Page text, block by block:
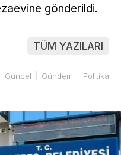
gönderildi.
TÜM YAZILARI
Güncel Gündem Politika